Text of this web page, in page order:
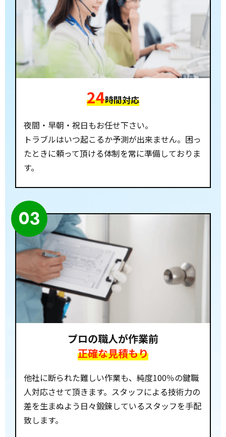
24時間対応
夜間・早朝・祝日もお任せ下さい。
トラブルはいつ起こるか予測が出来ません。困っ
たときに頼って頂ける体制を常に準備しておりま
す。
03
プロの職人が作業前
正確な見積もり
他社に断られた難しい作業も、純度100％の鍵職
人対応させて頂きます。スタッフによる技術力の
差を生まぬよう日々鍛錬しているスタッフを手配
致します。